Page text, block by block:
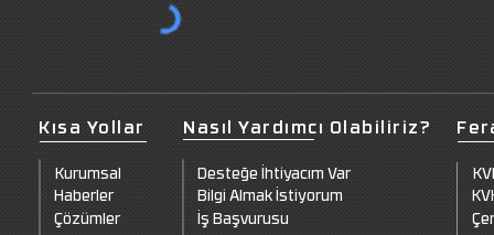
Kısa Yollar
Kurumsal
Haberler
Çözümler
Nasıl Yardımcı Olabiliriz?
Desteğe İhtiyacım Var
Bilgi Almak İstiyorum
İş Başvurusu